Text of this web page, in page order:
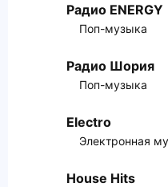
Радио ENERGY
Поп-музыка
Радио Шория
Поп-музыка
Electro
Электронная
House Hits